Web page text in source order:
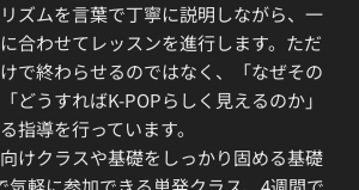
ズムを言葉で丁寧に説明しながら、一
合わせてレッスンを進行します。ただ
で終わらせるのではなく、「なぜその
どうすればK-POPらしく見えるのか」
指導を行っています。
けクラスや基礎をしっかり固める基礎